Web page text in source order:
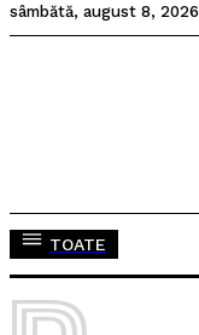
sâmbătă, august 8, 2026
TOATE